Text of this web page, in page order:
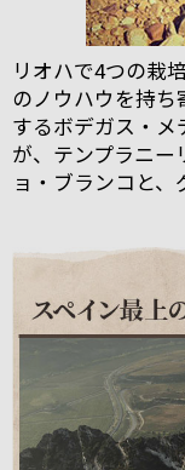
リオハで4つの栽
のノウハウを持ち
するボデガス・メ
が、テンプラニー
ョ・ブランコと、